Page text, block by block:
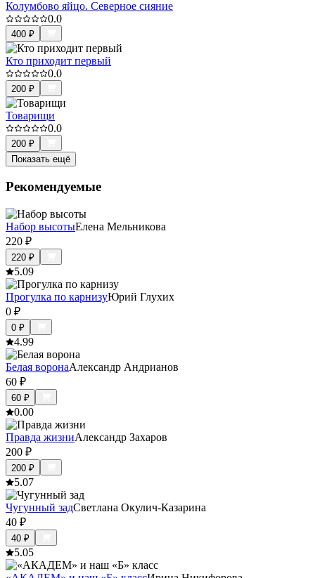
Колумбово яйцо. Северное сияние
0.0
400 ₽
Кто приходит первый
0.0
200 ₽
Товарищи
0.0
200 ₽
Показать ещё
Рекомендуемые
Набор высотыЕлена Мельникова
220 ₽
220 ₽
5.09
Прогулка по карнизуЮрий Глухих
0 ₽
0 ₽
4.99
Белая воронаАлександр Андрианов
60 ₽
60 ₽
0.00
Правда жизниАлександр Захаров
200 ₽
200 ₽
5.07
Чугунный задСветлана Окулич-Казарина
40 ₽
40 ₽
5.05